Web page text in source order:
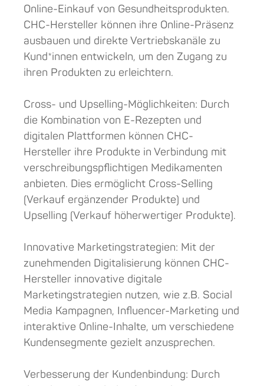
Online-Einkauf von Gesundheitsprodukten.
CHC-Hersteller können ihre Online-Präsenz
ausbauen und direkte Vertriebskanäle zu
Kund*innen entwickeln, um den Zugang zu
ihren Produkten zu erleichtern.
Cross- und Upselling-Möglichkeiten: Durch
die Kombination von E-Rezepten und
digitalen Plattformen können CHC-
Hersteller ihre Produkte in Verbindung mit
verschreibungspflichtigen Medikamenten
anbieten. Dies ermöglicht Cross-Selling
(Verkauf ergänzender Produkte) und
Upselling (Verkauf höherwertiger Produkte).
Innovative Marketingstrategien: Mit der
zunehmenden Digitalisierung können CHC-
Hersteller innovative digitale
Marketingstrategien nutzen, wie z.B. Social
Media Kampagnen, Influencer-Marketing und
interaktive Online-Inhalte, um verschiedene
Kundensegmente gezielt anzusprechen.
Verbesserung der Kundenbindung: Durch